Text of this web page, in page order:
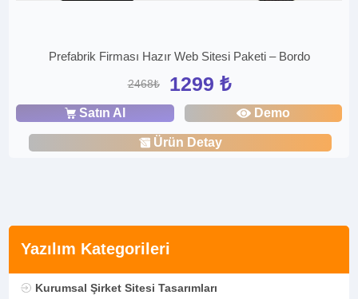
Yazılım Kategorileri
Kurumsal Şirket Sitesi Tasarımları
Prefabrik Firması Hazır Web Sitesi Paketi – Bordo
2468₺ 1299 ₺
Satın Al Demo
Ürün Detay